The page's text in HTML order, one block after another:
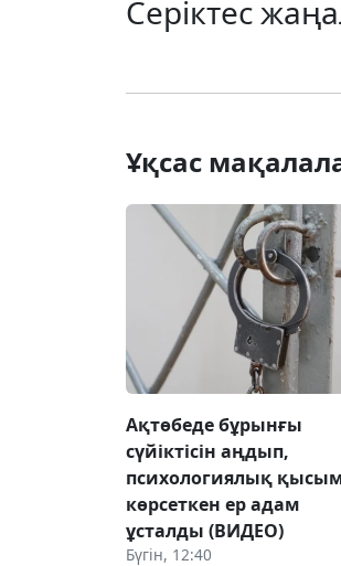
Серіктес
Ұқсас
Ақтөбеде бұрынғы
сүйіктісін аңдып,
психологиялық
көрсеткен ер адам
ұсталды (ВИДЕО)
Бүгін, 12:40